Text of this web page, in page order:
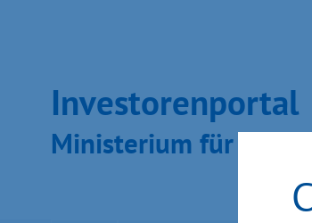
Inves­toren­por­tal
Ministeri­um für